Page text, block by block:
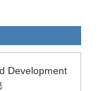
Development